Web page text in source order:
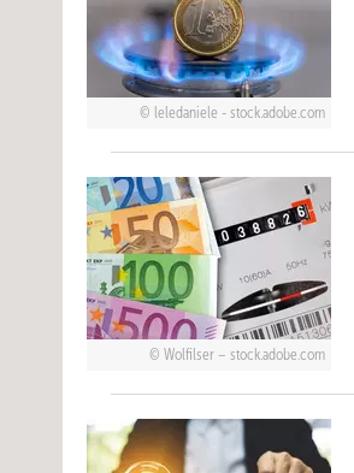
leledaniele - stock.adobe.com
Wolfilser – stock.adobe.com